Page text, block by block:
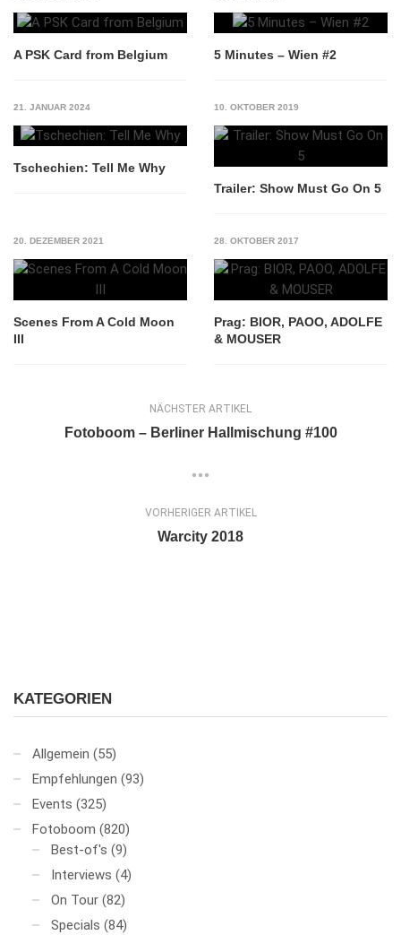
A PSK Card from Belgium 5 Minutes – Wien #2
21. JANUAR 2024
Tschechien: Tell Me Why
10. OKTOBER 2019
Trailer: Show Must Go On 5
20. DEZEMBER 2021
Scenes From A Cold Moon
III
28. OKTOBER 2017
Prag: BIOR, PAOO, ADOLFE
& MOUSER
NÄCHSTER ARTIKEL
Fotoboom – Berliner Hallmischung #100
VORHERIGER ARTIKEL
Warcity 2018
KATEGORIEN
Allgemein (55)
Empfehlungen (93)
Events (325)
Fotoboom (820)
Best-of's (9)
Interviews (4)
On Tour (82)
Specials (84)